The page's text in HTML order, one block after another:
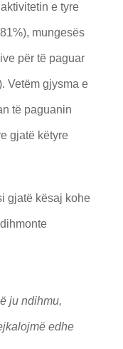
e tyre
mungesës
për të paguar
Vetëm gjysma e
të paguanin
gjatë këtyre
gjatë kësaj kohe
ju ndihmu,
edhe